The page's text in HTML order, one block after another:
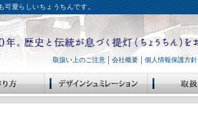
可愛らしいちょうちんです。
個人情報保護方針
会社概要
取扱い上のご注意